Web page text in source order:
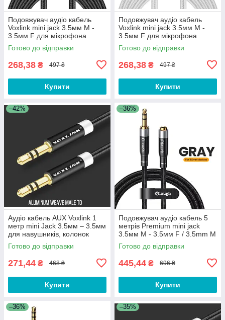
Подовжувач аудіо кабель
Voxlink mini jack 3.5мм M -
3.5мм F для мікрофона
3.5mm M to 3.5mm F1 метр
CC511B
Готово до відправки
268,38 ₴ 497 ₴
Купити
Подовжувач аудіо кабель
Voxlink mini jack 3.5мм M -
3.5мм F для мікрофона
3.5mm M to 3.5mm F1 метр
CC511S
Готово до відправки
268,38 ₴ 497 ₴
Купити
–42%
Аудіо кабель AUX Voxlink 1
метр mini Jack 3.5мм – 3.5мм
для навушників, колонок
3.5mm to 3.5mm XC55S-1
Готово до відправки
271,44 ₴ 468 ₴
Купити
–36%
Подовжувач аудіо кабель 5
метрів Premium mini jack
3.5мм M - 3.5мм F / 3.5mm M
to 3.5mm F FWQ5G
Готово до відправки
445,44 ₴ 696 ₴
Купити
–36% –35%